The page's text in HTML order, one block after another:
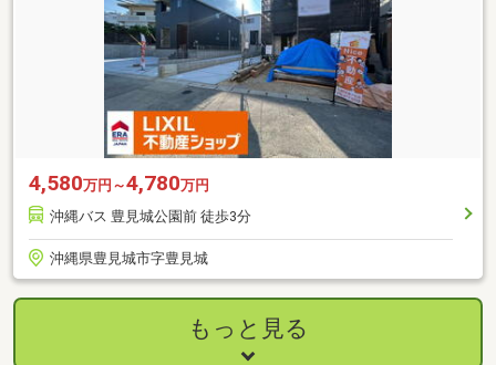
4,580万円～4,780万円
沖縄バス 豊見城公園前 徒歩3分
沖縄県豊見城市字豊見城
もっと見る